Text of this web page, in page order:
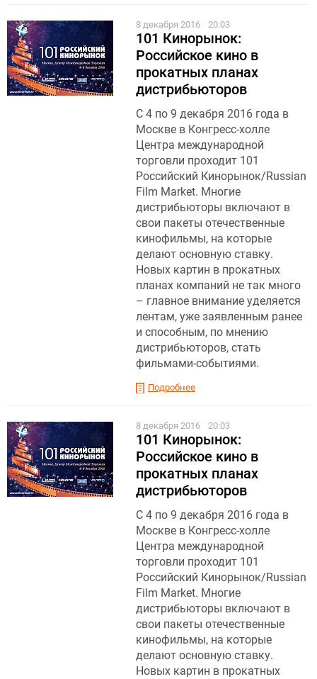
8 декабря 2016 20:03
101 Кинорынок:
Российское кино в
прокатных планах
дистрибьюторов
С 4 по 9 декабря 2016 года в
Москве в Конгресс-холле
Центра международной
торговли проходит 101
Российский Кинорынок/Russian
Film Market. Многие
дистрибьюторы включают в
свои пакеты отечественные
кинофильмы, на которые
делают основную ставку.
Новых картин в прокатных
планах компаний не так много
– главное внимание уделяется
лентам, уже заявленным ранее
и способным, по мнению
дистрибьюторов, стать
фильмами-событиями.
Подробнее
8 декабря 2016 20:03
101 Кинорынок:
Российское кино в
прокатных планах
дистрибьюторов
С 4 по 9 декабря 2016 года в
Москве в Конгресс-холле
Центра международной
торговли проходит 101
Российский Кинорынок/Russian
Film Market. Многие
дистрибьюторы включают в
свои пакеты отечественные
кинофильмы, на которые
делают основную ставку.
Новых картин в прокатных